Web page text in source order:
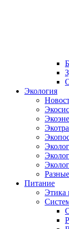
Экология
Питание
Этика